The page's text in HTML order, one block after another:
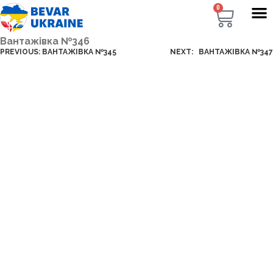
0
Вантажівка №346
PREVIOUS: ВАНТАЖІВКА №345 NEXT: ВАНТАЖІВКА №347